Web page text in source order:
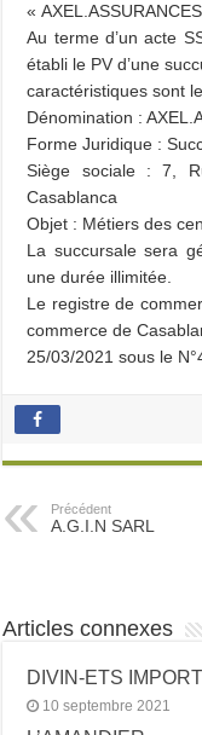
«
Au terme d’un acte
établi le PV d’une
caractéristiques sont
Dénomination :
Forme Juridique :
Siège sociale : 7,
Casablanca
Objet : Métiers des
La succursale sera
une durée illimitée.
Le registre de
commerce de
25/03/2021 sous le
Précédent
A.G.I.N SARL
Articles connexes
DIVIN-ETS
10 septembre 2021